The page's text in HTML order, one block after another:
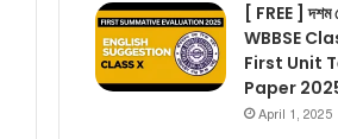
[ FREE ] দশম
WBBSE
First Unit
Paper
April 1, 2025